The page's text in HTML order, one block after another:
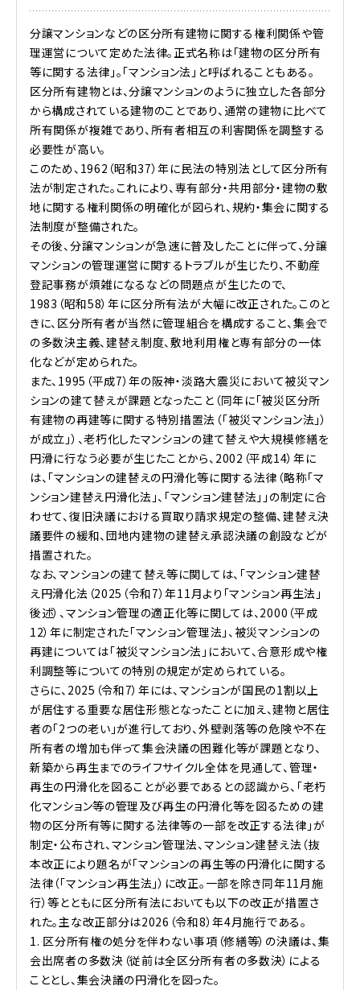
分譲マンションなどの区分所有建物に関する権利関係や管
理運営について定めた法律。正式名称は「建物の区分所有
等に関する法律」。「マンション法」と呼ばれることもある。
区分所有建物とは、分譲マンションのように独立した各部分
から構成されている建物のことであり、通常の建物に比べて
所有関係が複雑であり、所有者相互の利害関係を調整する
必要性が高い。
このため、1962（昭和37）年に民法の特別法として区分所有
法が制定された。これにより、専有部分・共用部分・建物の敷
地に関する権利関係の明確化が図られ、規約・集会に関する
法制度が整備された。
その後、分譲マンションが急速に普及したことに伴って、分譲
マンションの管理運営に関するトラブルが生じたり、不動産
登記事務が煩雑になるなどの問題点が生じたので、
1983（昭和58）年に区分所有法が大幅に改正された。このと
きに、区分所有者が当然に管理組合を構成すること、集会で
の多数決主義、建替え制度、敷地利用権と専有部分の一体
化などが定められた。
また、1995（平成7）年の阪神・淡路大震災において被災マン
ションの建て替えが課題となったこと（同年に「被災区分所
有建物の再建等に関する特別措置法（「被災マンション法」）
が成立」）、老朽化したマンションの建て替えや大規模修繕を
円滑に行なう必要が生じたことから、2002（平成14）年に
は、「マンションの建替えの円滑化等に関する法律（略称「マ
ンション建替え円滑化法」、「マンション建替法」」の制定に合
わせて、復旧決議における買取り請求規定の整備、建替え決
議要件の緩和、団地内建物の建替え承認決議の創設などが
措置された。
なお、マンションの建て替え等に関しては、「マンション建替
え円滑化法（2025（令和7）年11月より「マンション再生法」
後述）、マンション管理の適正化等に関しては、2000（平成
12）年に制定された「マンション管理法」、被災マンションの
再建については「被災マンション法」において、合意形成や権
利調整等についての特別の規定が定められている。
さらに、2025（令和7）年には、マンションが国民の1割以上
が居住する重要な居住形態となったことに加え、建物と居住
者の「2つの老い」が進行しており、外壁剥落等の危険や不在
所有者の増加も伴って集会決議の困難化等が課題となり、
新築から再生までのライフサイクル全体を見通して、管理・
再生の円滑化を図ることが必要であるとの認識から、「老朽
化マンション等の管理及び再生の円滑化等を図るための建
物の区分所有等に関する法律等の一部を改正する法律」が
制定・公布され、マンション管理法、マンション建替え法（抜
本改正により題名が「マンションの再生等の円滑化に関する
法律（「マンション再生法」）に改正。一部を除き同年11月施
行）等とともに区分所有法においても以下の改正が措置さ
れた。主な改正部分は2026（令和8）年4月施行である。
1. 区分所有権の処分を伴わない事項（修繕等）の決議は、集
会出席者の多数決（従前は全区分所有者の多数決）による
こととし、集会決議の円滑化を図った。